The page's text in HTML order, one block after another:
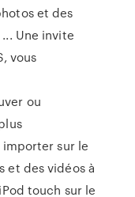
et des
Une invite
vous
ou
importer sur le
et des vidéos à
touch sur le